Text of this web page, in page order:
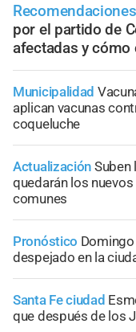
Recomendaciones
por el partido de
afectadas y
Municipalidad
aplican vacunas
coqueluche
Actualización Suben
quedarán los
comunes
Pronóstico
despejado en la
Santa Fe ciudad
que después de los